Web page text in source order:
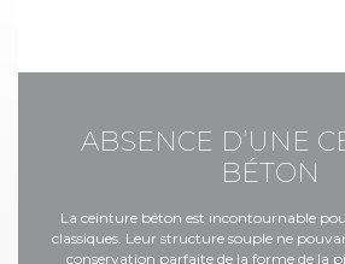
ABSENCE D’UNE
BÉTON
La ceinture béton est incontournable
classiques. Leur structure souple ne
conservation parfaite de la forme de la